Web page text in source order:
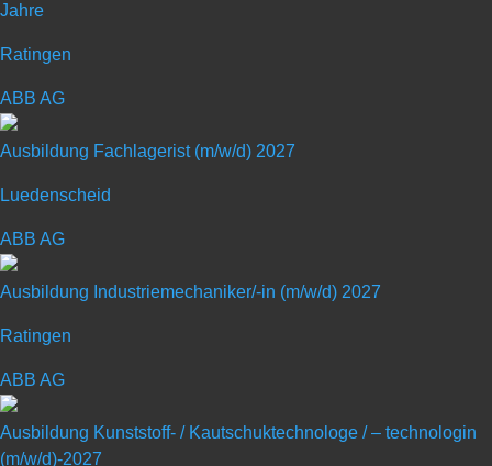
Jahre
Ratingen
ABB AG
Ausbildung Fachlagerist (m/w/d) 2027
Luedenscheid
ABB AG
Ausbildung Industriemechaniker/-in (m/w/d) 2027
Ratingen
ABB AG
Ausbildung Kunststoff- / Kautschuktechnologe / – technologin
(m/w/d)-2027
Betriebstechnik (m/w/d) 2027
Art: Ausbildungsplatz